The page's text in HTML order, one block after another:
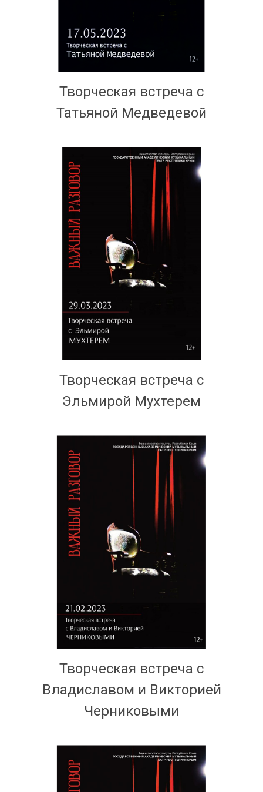
Творческая встреча с
Татьяной Медведевой
Творческая встреча с
Эльмирой Мухтерем
Творческая встреча с
Владиславом и Викторией
Черниковыми